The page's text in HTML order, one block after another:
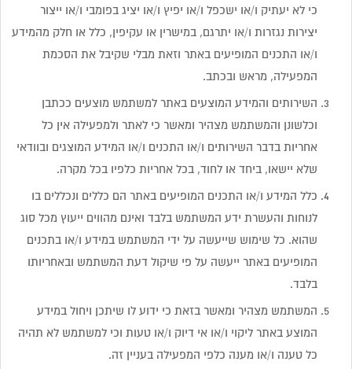
כי לא יעתיק ו/או ישכפל ו/או יפיץ ו/או יציג בפומבי ו/או ייצור
יצירות נגזרות ו/או יתרגם, במישרין או עקיפין, כלל או חלק מהמידע
ו/או התכנים המופיעים באתר וזאת מבלי שקיבל את הסכמת
המפעילה, מראש ובכתב.
השירותים והמידע המוצעים באתר למשתמש מוצעים ככתבן
וכלשונן והמשתמש מצהיר ומאשר כי לאתר ולמפעילה אין כל
אחריות בדבר השירותים ו/או התכנים ו/או המידע המוצגים ובוודאי
שלא יישאו, ביחד או לחוד, בכל אחריות כלפיו בכל מקרה.
כלל המידע ו/או התכנים המופיעים באתר הם כללים ונכללים בו
לנוחות והעשרת ידע המשתמש בלבד ואינם מהווים ייעוץ מכל סוג
שהוא. כל שימוש שייעשה על ידי המשתמש במידע ו/או בתכנים
המופיעים באתר ייעשה על פי שיקול דעת המשתמש ובאחריותו
בלבד.
המשתמש מצהיר ומאשר בזאת כי ידוע לו שיתכן ויחול במידע
המוצע באתר ליקוי ו/או אי דיוק ו/או טעות וכי למשתמש לא תהיה
כל טענה ו/או מענה כלפי המפעילה בעניין זה.